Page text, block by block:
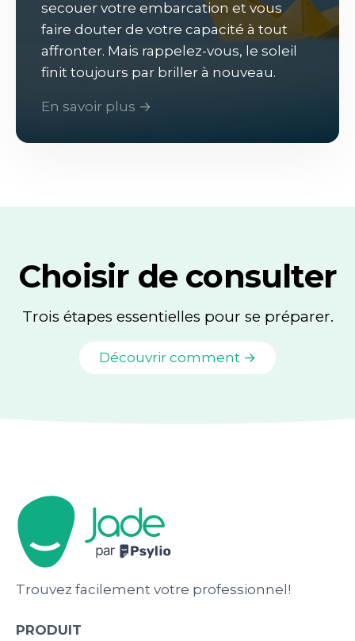
secouer votre embarcation et vous
faire douter de votre capacité à tout
affronter. Mais rappelez-vous, le soleil
finit toujours par briller à nouveau.
En savoir plus →
Choisir de consulter
Trois étapes essentielles pour se préparer.
Découvrir comment →
Trouvez facilement votre professionnel!
PRODUIT